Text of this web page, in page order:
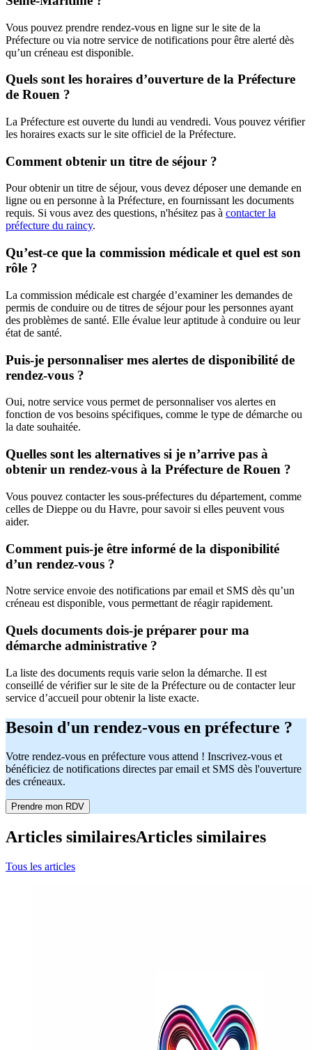
Vous pouvez prendre rendez-vous en ligne sur le site de la
Préfecture ou via notre service de notifications pour être alerté dès
qu’un créneau est disponible.
Quels sont les horaires d’ouverture de la Préfecture
de Rouen ?
La Préfecture est ouverte du lundi au vendredi. Vous pouvez vérifier
les horaires exacts sur le site officiel de la Préfecture.
Comment obtenir un titre de séjour ?
Pour obtenir un titre de séjour, vous devez déposer une demande en
ligne ou en personne à la Préfecture, en fournissant les documents
requis. Si vous avez des questions, n'hésitez pas à contacter la
préfecture du raincy.
Qu’est-ce que la commission médicale et quel est son
rôle ?
La commission médicale est chargée d’examiner les demandes de
permis de conduire ou de titres de séjour pour les personnes ayant
des problèmes de santé. Elle évalue leur aptitude à conduire ou leur
état de santé.
Puis-je personnaliser mes alertes de disponibilité de
rendez-vous ?
Oui, notre service vous permet de personnaliser vos alertes en
fonction de vos besoins spécifiques, comme le type de démarche ou
la date souhaitée.
Quelles sont les alternatives si je n’arrive pas à
obtenir un rendez-vous à la Préfecture de Rouen ?
Vous pouvez contacter les sous-préfectures du département, comme
celles de Dieppe ou du Havre, pour savoir si elles peuvent vous
aider.
Comment puis-je être informé de la disponibilité
d’un rendez-vous ?
Notre service envoie des notifications par email et SMS dès qu’un
créneau est disponible, vous permettant de réagir rapidement.
Quels documents dois-je préparer pour ma
démarche administrative ?
La liste des documents requis varie selon la démarche. Il est
conseillé de vérifier sur le site de la Préfecture ou de contacter leur
service d’accueil pour obtenir la liste exacte.
Besoin d'un rendez-vous en préfecture ?
Votre rendez-vous en préfecture vous attend ! Inscrivez-vous et
bénéficiez de notifications directes par email et SMS dès l'ouverture
des créneaux.
Prendre mon RDV
Articles similairesArticles similaires
Tous les articles